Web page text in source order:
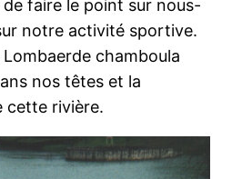
faire le point sur nous-
notre activité sportive.
chamboula
nos têtes et la
cette rivière.